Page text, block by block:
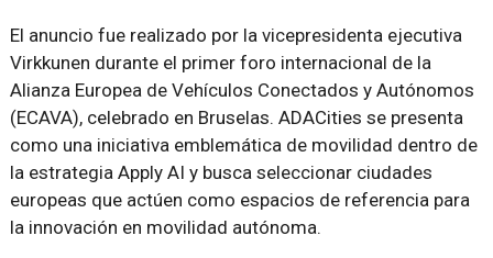
El anuncio fue realizado por la vicepresidenta ejecutiva
Virkkunen durante el primer foro internacional de la
Alianza Europea de Vehículos Conectados y Autónomos
(ECAVA), celebrado en Bruselas. ADACities se presenta
como una iniciativa emblemática de movilidad dentro de
la estrategia Apply AI y busca seleccionar ciudades
europeas que actúen como espacios de referencia para
la innovación en movilidad autónoma.